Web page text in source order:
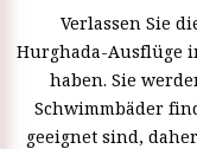
Verlassen Sie
Hurghada-Ausflüge
haben. Sie
Schwimmbäder
geeignet sind,